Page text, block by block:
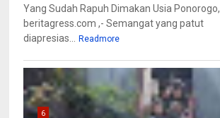
Yang Sudah Rapuh Dimakan Usia Ponorogo,
beritagress.com ,- Semangat yang patut
diapresias...
Readmore
6